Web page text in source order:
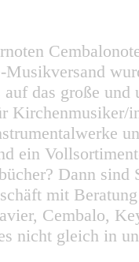
das große
ein
Dann
mit
Cembalo,
nicht gleich in